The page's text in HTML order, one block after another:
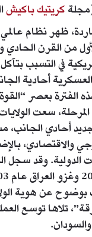
كريتيك باكيش
ظهر نظام
من القرن الحادي
في التسبب
أحادية
الفترة بعصر
سعت الولايات
أحادي الجانب،
والاقتصادي،
الدولية. وقد سجل
عن هوية
تلاها توسع